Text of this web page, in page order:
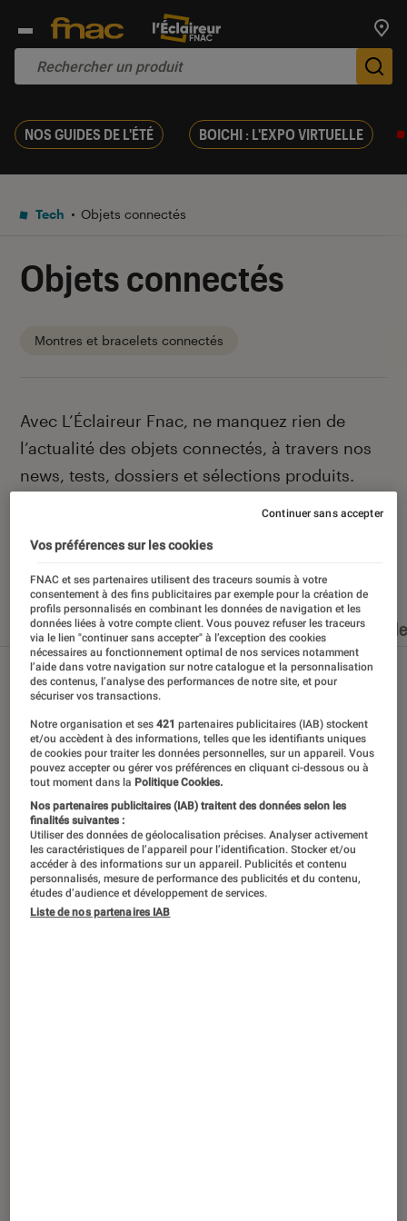
NOS GUIDES DE L'ÉTÉ BOICHI : L'EXPO VIRTUELLE
Tech Objets connectés
Objets connectés
Montres et bracelets connectés
Introduction
Avec L’Éclaireur Fnac, ne manquez rien de
l’actualité des objets connectés, à travers nos
news, tests, dossiers et sélections produits.
Nos derniers contenus
Tout Articles Dossiers Sélections et
Vos préférences sur les cookies
FNAC et ses partenaires utilisent des traceurs soumis à votre
consentement à des fins publicitaires par exemple pour la création de
profils personnalisés en combinant les données de navigation et les
données liées à votre compte client. Vous pouvez refuser les traceurs
via le lien "continuer sans accepter" à l’exception des cookies
nécessaires au fonctionnement optimal de nos services notamment
l’aide dans votre navigation sur notre catalogue et la personnalisation
des contenus, l’analyse des performances de notre site, et pour
sécuriser vos transactions.
Notre organisation et ses421 partenaires publicitaires (IAB) stockent
et/ou accèdent à des informations, telles que les identifiants uniques
de cookies pour traiter les données personnelles, sur un appareil. Vous
pouvez accepter ou gérer vos préférences en cliquant ci-dessous ou à
tout moment dans la Politique Cookies.
Nos partenaires publicitaires (IAB) traitent des données selon les
finalités suivantes :
Utiliser des données de géolocalisation précises. Analyser activement
les caractéristiques de l’appareil pour l’identification. Stocker et/ou
accéder à des informations sur un appareil. Publicités et contenu
personnalisés, mesure de performance des publicités et du contenu,
études d’audience et développement de services.
Liste de nos partenaires IAB
Continuer sans accepter